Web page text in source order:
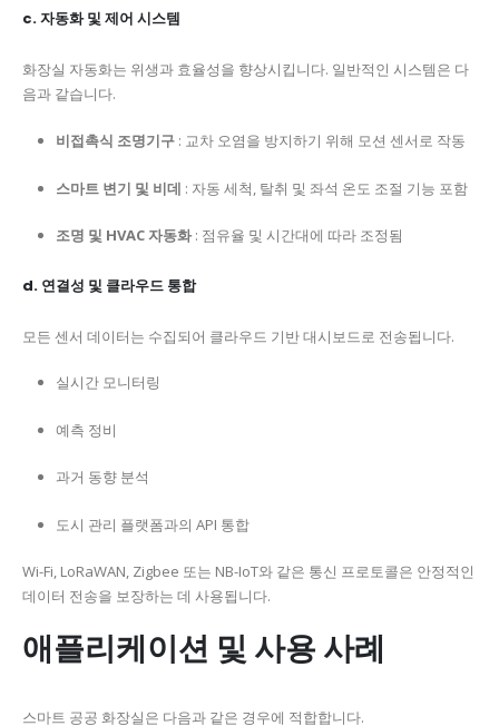
c. 자동화 및 제어 시스템
화장실 자동화는 위생과 효율성을 향상시킵니다. 일반적인 시스템은 다
음과 같습니다.
비접촉식 조명기구: 교차 오염을 방지하기 위해 모션 센서로 작동
스마트 변기 및 비데 : 자동 세척, 탈취 및 좌석 온도 조절 기능 포함
조명 및 HVAC 자동화: 점유율 및 시간대에 따라 조정됨
d. 연결성 및 클라우드 통합
모든 센서 데이터는 수집되어 클라우드 기반 대시보드로 전송됩니다.
실시간 모니터링
예측 정비
과거 동향 분석
도시 관리 플랫폼과의 API 통합
Wi-Fi, LoRaWAN, Zigbee 또는 NB-IoT와 같은 통신 프로토콜은 안정적인
데이터 전송을 보장하는 데 사용됩니다.
애플리케이션 및 사용 사례
스마트 공공 화장실은 다음과 같은 경우에 적합합니다.